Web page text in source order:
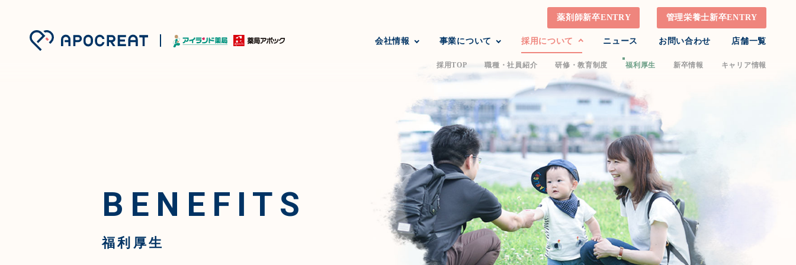
会社情報 事業について 採用について
採用TOP 職種・社員紹介 研修・教育制度 福利厚生 新卒情報 キャリア情報
ニュース お問い合わせ 店舗一覧
薬剤師新卒ENTRY 管理栄養士新卒ENTRY
BENEFITS
福利厚生